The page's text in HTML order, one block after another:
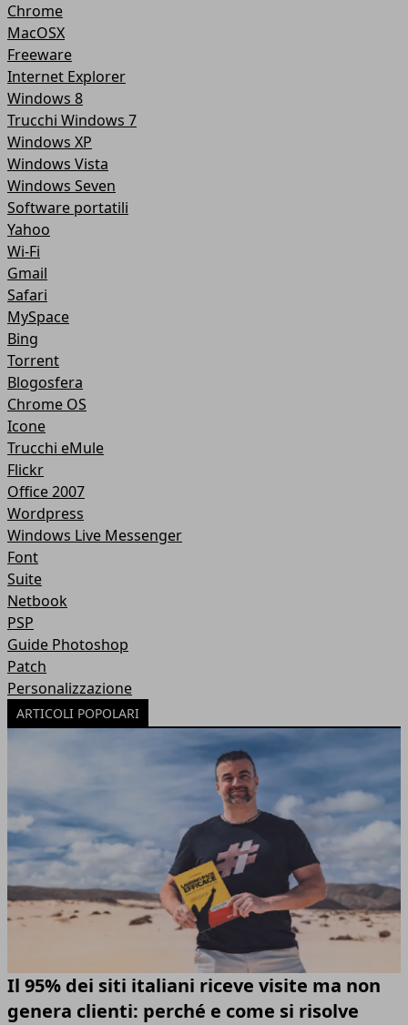
Chrome
MacOSX
Freeware
Internet Explorer
Windows 8
Trucchi Windows 7
Windows XP
Windows Vista
Windows Seven
Software portatili
Yahoo
Wi-Fi
Gmail
Safari
MySpace
Bing
Torrent
Blogosfera
Chrome OS
Icone
Trucchi eMule
Flickr
Office 2007
Wordpress
Windows Live Messenger
Font
Suite
Netbook
PSP
Guide Photoshop
Patch
Personalizzazione
ARTICOLI POPOLARI
Il 95% dei siti italiani riceve visite ma non
genera clienti: perché e come si risolve